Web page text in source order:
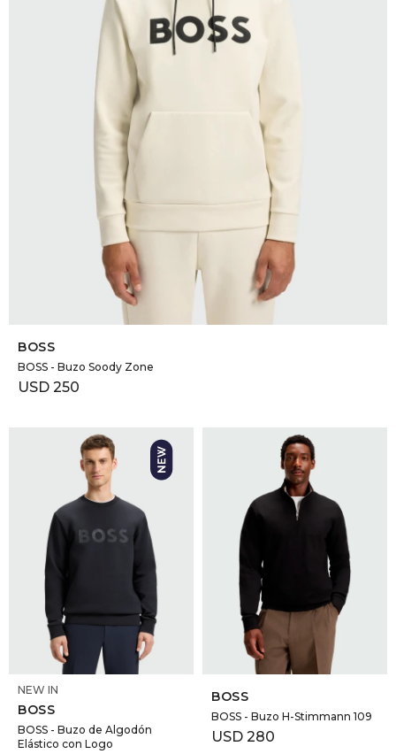
BOSS
BOSS - Buzo Soody Zone
USD 250
SELECCIONAR TALLE
NEW IN
BOSS
BOSS - Buzo de Algodón
Elástico con Logo
SELECCIONAR TALLE
BOSS
BOSS - Buzo H-Stimmann 109
USD 280